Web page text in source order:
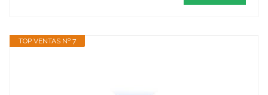
TOP VENTAS Nº 7